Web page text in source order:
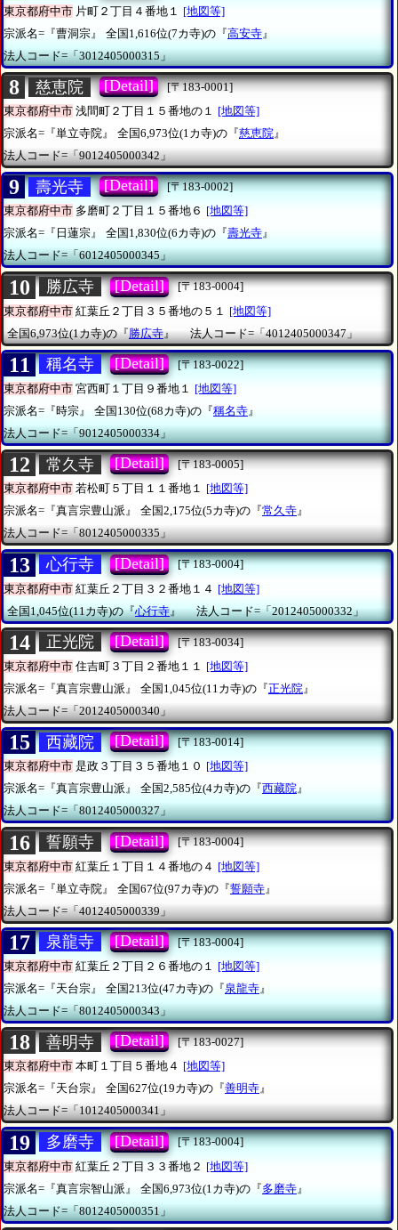
東京都府中市 片町２丁目４番地１
[地図等]
宗派名=『曹洞宗』
全国1,616位(7カ寺)の『高安寺 』
法人コード=「3012405000315」
8 慈恵院 [Detail]
[〒183-0001]
東京都府中市 浅間町２丁目１５番地の１ [地図等]
宗派名=『単立寺院』
全国6,973位(1カ寺)の『慈恵院』
法人コード=「9012405000342」
9 壽光寺 [Detail]
[〒183-0002]
東京都府中市 多磨町２丁目１５番地６ [地図等]
宗派名=『日蓮宗』
全国1,830位(6カ寺)の『壽光寺』
法人コード=「6012405000345」
10 勝広寺 [Detail]
[〒183-0004]
東京都府中市 紅葉丘２丁目３５番地の５１
[地図等]
全国6,973位(1カ寺)の『勝広寺』 法人コード=「4012405000347」
11 稱名寺 [Detail]
[〒183-0022]
東京都府中市 宮西町１丁目９番地１
[地図等]
宗派名=『時宗』
全国130位(68カ寺)の『稱名寺 』
法人コード=「9012405000334」
12 常久寺 [Detail]
[〒183-0005]
東京都府中市 若松町５丁目１１番地１ [地図等]
宗派名=『真言宗豊山派』
全国2,175位(5カ寺)の『常久寺』
法人コード=「8012405000335」
13 心行寺 [Detail]
[〒183-0004]
東京都府中市 紅葉丘２丁目３２番地１４ [地図等]
全国1,045位(11カ寺)の『心行寺』 法人コード=「2012405000332」
14 正光院 [Detail]
[〒183-0034]
東京都府中市 住吉町３丁目２番地１１
[地図等]
宗派名=『真言宗豊山派』
全国1,045位(11カ寺)の『正光院 』
法人コード=「2012405000340」
15 西藏院 [Detail]
[〒183-0014]
東京都府中市 是政３丁目３５番地１０ [地図等]
宗派名=『真言宗豊山派』
全国2,585位(4カ寺)の『西藏院』
法人コード=「8012405000327」
16 誓願寺 [Detail]
[〒183-0004]
東京都府中市 紅葉丘１丁目１４番地の４ [地図等]
宗派名=『単立寺院』
全国67位(97カ寺)の『誓願寺 』
法人コード=「4012405000339」
17 泉龍寺 [Detail]
[〒183-0004]
東京都府中市 紅葉丘２丁目２６番地の１
[地図等]
宗派名=『天台宗』
全国213位(47カ寺)の『泉龍寺 』
法人コード=「8012405000343」
18 善明寺 [Detail]
[〒183-0027]
東京都府中市 本町１丁目５番地４ [地図等]
宗派名=『天台宗』
全国627位(19カ寺)の『善明寺』
法人コード=「1012405000341」
19 多磨寺 [Detail]
[〒183-0004]
東京都府中市 紅葉丘２丁目３３番地２ [地図等]
宗派名=『真言宗智山派』
全国6,973位(1カ寺)の『多磨寺 』
法人コード=「8012405000351」